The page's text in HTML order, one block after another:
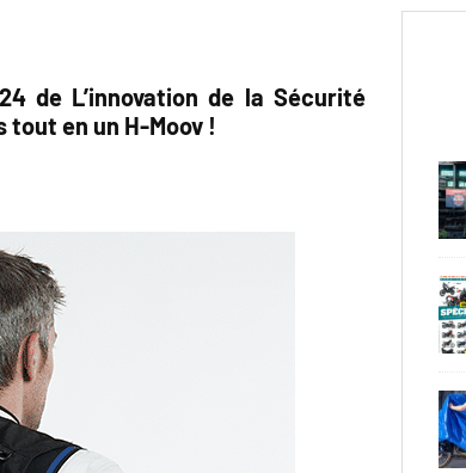
de L’innovation de la Sécurité
en un H-Moov !